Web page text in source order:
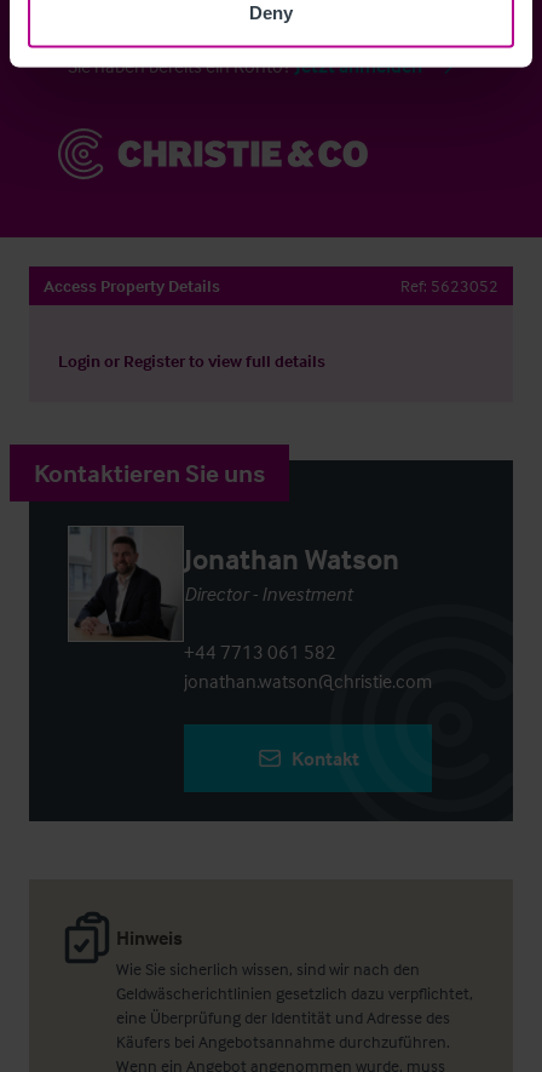
Deny
Sie haben bereits ein Konto? Jetzt anmelden
Access Property Details Ref: 5623052
Login or Registerto view full details
Hinweis
Wie Sie sicherlich wissen, sind wir nach den
Geldwäscherichtlinien gesetzlich dazu verpflichtet,
eine Überprüfung der Identität und Adresse des
Käufers bei Angebotsannahme durchzuführen.
Wenn ein Angebot angenommen wurde, muss
Kontaktieren Sie uns
Jonathan Watson
Director - Investment
+44 7713 061 582
jonathan.watson@christie.com
Kontakt